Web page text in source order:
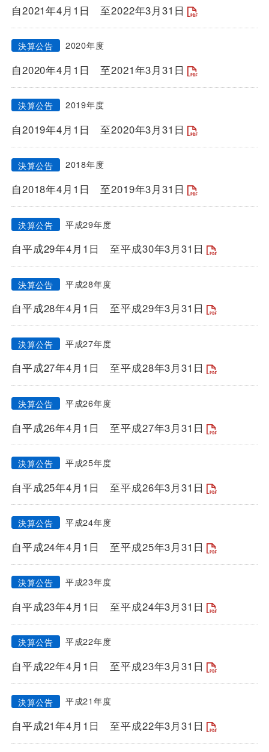
西日本JRバスについて
会社案内
安全安心への
自2021年4月1日 至2022年3月31日
自2020年4月1日 至2021年3月31日
2020年度
決算公告
自2019年4月1日 至2020年3月31日
2019年度
決算公告
自2018年4月1日 至2019年3月31日
2018年度
決算公告
自平成29年4月1日 至平成30年3月31日
平成29年度
決算公告
自平成28年4月1日 至平成29年3月31日
平成28年度
決算公告
自平成27年4月1日 至平成28年3月31日
平成27年度
決算公告
自平成26年4月1日 至平成27年3月31日
平成26年度
決算公告
自平成25年4月1日 至平成26年3月31日
平成25年度
決算公告
自平成24年4月1日 至平成25年3月31日
平成24年度
決算公告
自平成23年4月1日 至平成24年3月31日
平成23年度
決算公告
自平成22年4月1日 至平成23年3月31日
平成22年度
決算公告
自平成21年4月1日 至平成22年3月31日
平成21年度
決算公告